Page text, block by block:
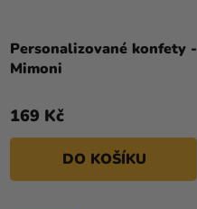
Personalizované konfety -
Mimoni
169 Kč
DO KOŠÍKU